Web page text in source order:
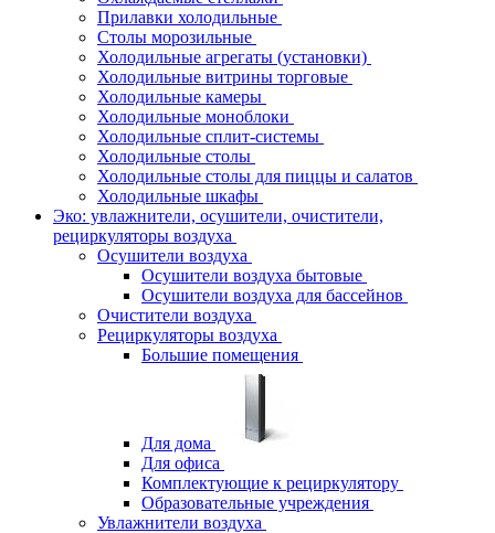
Прилавки холодильные
Столы морозильные
Холодильные агрегаты (установки)
Холодильные витрины торговые
Холодильные камеры
Холодильные моноблоки
Холодильные сплит-системы
Холодильные столы
Холодильные столы для пиццы и салатов
Холодильные шкафы
Эко: увлажнители, осушители, очистители,
рециркуляторы воздуха
Осушители воздуха
Осушители воздуха бытовые
Осушители воздуха для бассейнов
Очистители воздуха
Рециркуляторы воздуха
Большие помещения
Для дома
Для офиса
Комплектующие к рециркулятору
Образовательные учреждения
Увлажнители воздуха